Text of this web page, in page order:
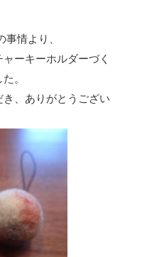
情より、
ーキーホルダーづく
。
、ありがとうござい